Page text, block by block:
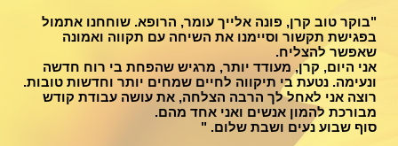
"בוקר טוב קרן, פונה אלייך עומר, הרופא. שוחחנו אתמול
בפגישת תקשור וסיימנו את השיחה עם תקווה ואמונה
שאפשר להצליח.
אני היום, קרן, מעודד יותר, מרגיש שהפחת בי רוח חדשה
ונעימה. נטעת בי תיקווה לחיים שמחים יותר וחדשות טובות.
רוצה אני לאחל לך הרבה הצלחה, את עושה עבודת קודש
מבורכת להמון אנשים ואני אחד מהם.
סוף שבוע נעים ושבת שלום. "